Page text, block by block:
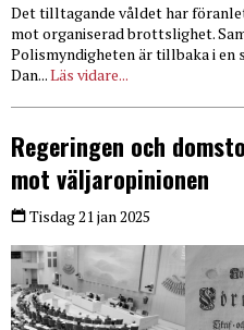
Det tilltagande våldet har
mot organiserad brottslighet.
Polismyndigheten är tillbaka i en
Dan...Läs vidare...
Regeringen och
mot väljaropinionen
Tisdag 21 jan 2025